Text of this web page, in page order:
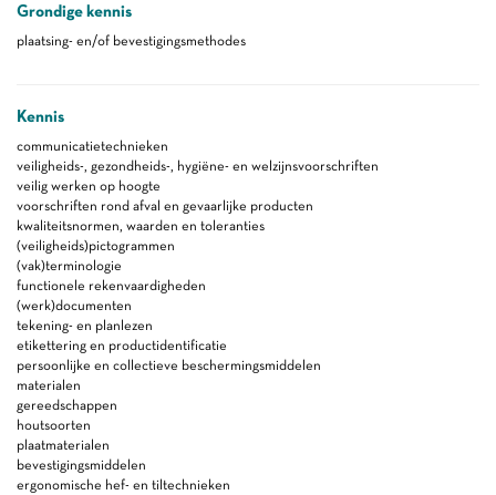
Grondige kennis
plaatsing- en/of bevestigingsmethodes
Kennis
communicatietechnieken
veiligheids-, gezondheids-, hygiëne- en welzijnsvoorschriften
veilig werken op hoogte
voorschriften rond afval en gevaarlijke producten
kwaliteitsnormen, waarden en toleranties
(veiligheids)pictogrammen
(vak)terminologie
functionele rekenvaardigheden
(werk)documenten
tekening- en planlezen
etikettering en productidentificatie
persoonlijke en collectieve beschermingsmiddelen
materialen
gereedschappen
houtsoorten
plaatmaterialen
bevestigingsmiddelen
ergonomische hef- en tiltechnieken